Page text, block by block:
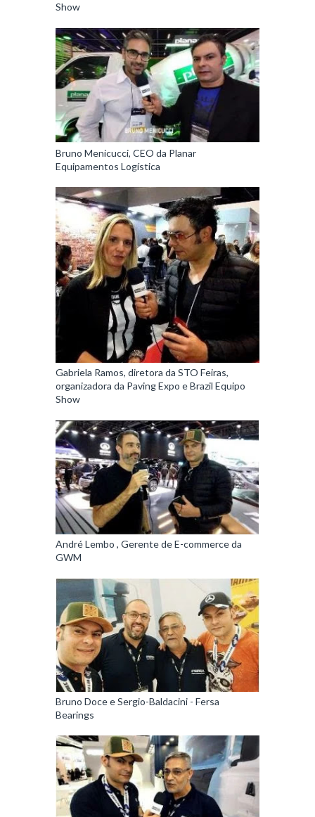
Show
Bruno Menicucci, CEO da Planar
Equipamentos Logística
Gabriela Ramos, diretora da STO Feiras,
organizadora da Paving Expo e Brazil Equipo
Show
André Lembo , Gerente de E-commerce da
GWM
Bruno Doce e Sergio-Baldacini - Fersa
Bearings